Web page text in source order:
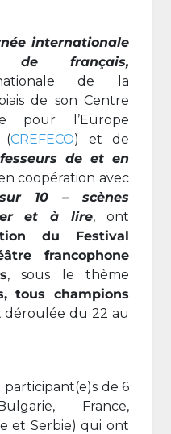
internationale
de français,
de la
de son Centre
pour l’Europe
(CREFECO) et de
de et en
coopération avec
10 – scènes
et à lire, ont
du Festival
francophone
, sous le thème
tous champions
déroulée du 22 au
participant(e)s de 6
France,
et Serbie) qui ont